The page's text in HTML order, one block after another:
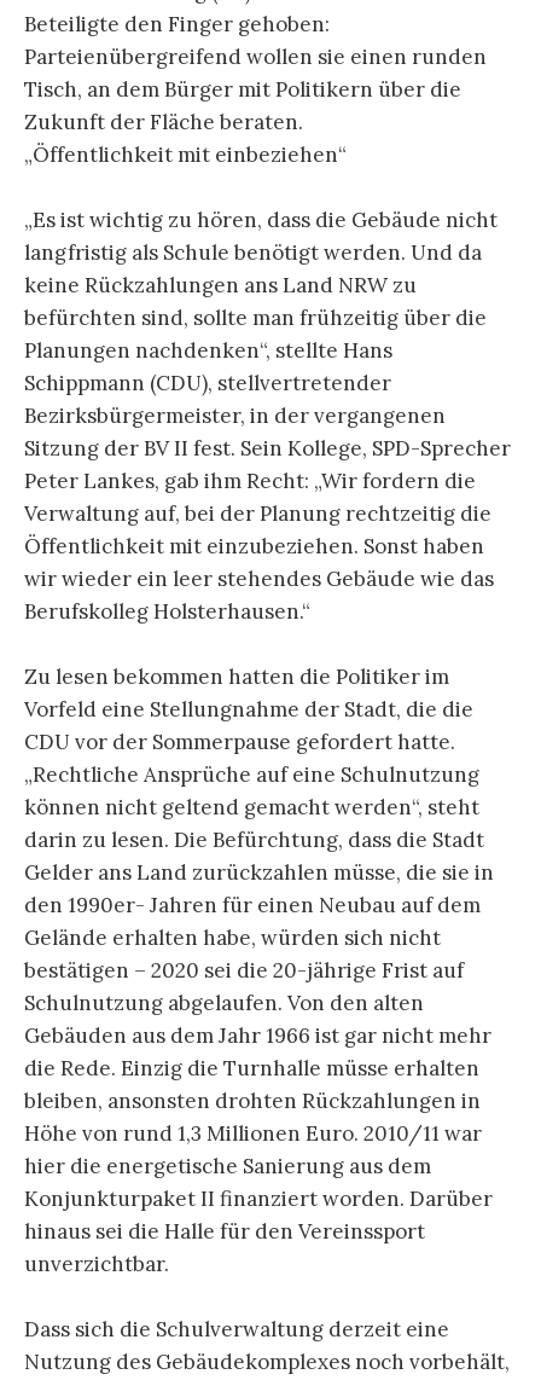
Beteiligte den Finger gehoben:
Parteienübergreifend wollen sie einen runden
Tisch, an dem Bürger mit Politikern über die
Zukunft der Fläche beraten.
„Öffentlichkeit mit einbeziehen“
„Es ist wichtig zu hören, dass die Gebäude nicht
langfristig als Schule benötigt werden. Und da
keine Rückzahlungen ans Land NRW zu
befürchten sind, sollte man frühzeitig über die
Planungen nachdenken“, stellte Hans
Schippmann (CDU), stellvertretender
Bezirksbürgermeister, in der vergangenen
Sitzung der BV II fest. Sein Kollege, SPD-Sprecher
Peter Lankes, gab ihm Recht: „Wir fordern die
Verwaltung auf, bei der Planung rechtzeitig die
Öffentlichkeit mit einzubeziehen. Sonst haben
wir wieder ein leer stehendes Gebäude wie das
Berufskolleg Holsterhausen.“
Zu lesen bekommen hatten die Politiker im
Vorfeld eine Stellungnahme der Stadt, die die
CDU vor der Sommerpause gefordert hatte.
„Rechtliche Ansprüche auf eine Schulnutzung
können nicht geltend gemacht werden“, steht
darin zu lesen. Die Befürchtung, dass die Stadt
Gelder ans Land zurückzahlen müsse, die sie in
den 1990er- Jahren für einen Neubau auf dem
Gelände erhalten habe, würden sich nicht
bestätigen – 2020 sei die 20-jährige Frist auf
Schulnutzung abgelaufen. Von den alten
Gebäuden aus dem Jahr 1966 ist gar nicht mehr
die Rede. Einzig die Turnhalle müsse erhalten
bleiben, ansonsten drohten Rückzahlungen in
Höhe von rund 1,3 Millionen Euro. 2010/11 war
hier die energetische Sanierung aus dem
Konjunkturpaket II finanziert worden. Darüber
hinaus sei die Halle für den Vereinssport
unverzichtbar.
Dass sich die Schulverwaltung derzeit eine
Nutzung des Gebäudekomplexes noch vorbehält,